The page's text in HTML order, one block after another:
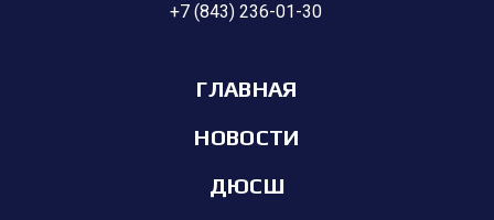
+7 (843) 236-01-30
ГЛАВНАЯ
НОВОСТИ
ДЮСШ